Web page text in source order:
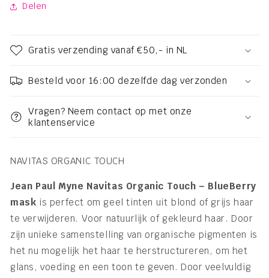
Delen
Gratis verzending vanaf €50,- in NL
Besteld voor 16:00 dezelfde dag verzonden
Vragen? Neem contact op met onze
klantenservice
NAVITAS ORGANIC TOUCH
Jean Paul Myne Navitas Organic Touch – BlueBerry
mask is perfect om geel tinten uit blond of grijs haar
te verwijderen. Voor natuurlijk of gekleurd haar. Door
zijn unieke samenstelling van organische pigmenten is
het nu mogelijk het haar te herstructureren, om het
glans, voeding en een toon te geven. Door veelvuldig